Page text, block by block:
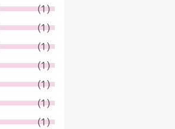
(1)
(1)
(1)
(1)
(1)
(1)
(1)